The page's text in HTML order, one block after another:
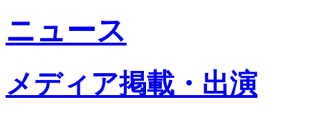
ニュース
メディア掲載・出演